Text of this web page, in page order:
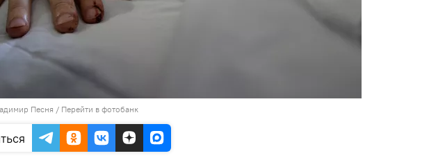
Песня / Перейти в фотобанк